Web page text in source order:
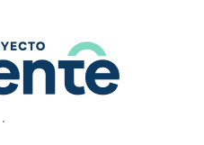
.